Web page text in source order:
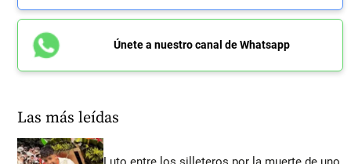
Únete a nuestro canal de Whatsapp
Las más leídas